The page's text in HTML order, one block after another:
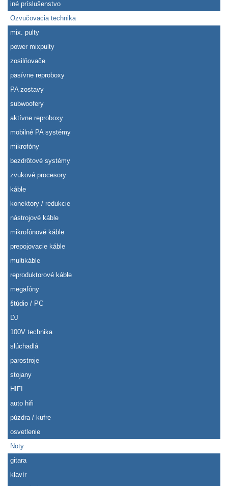
iné príslušenstvo
Ozvučovacia technika
mix. pulty
power mixpulty
zosilňovače
pasívne reproboxy
PA zostavy
subwoofery
aktívne reproboxy
mobilné PA systémy
mikrofóny
bezdrôtové systémy
zvukové procesory
káble
konektory / redukcie
nástrojové káble
mikrofónové káble
prepojovacie káble
multikáble
reproduktorové káble
megafóny
štúdio / PC
DJ
100V technika
slúchadlá
parostroje
stojany
HIFI
auto hifi
púzdra / kufre
osvetlenie
Noty
gitara
klavír